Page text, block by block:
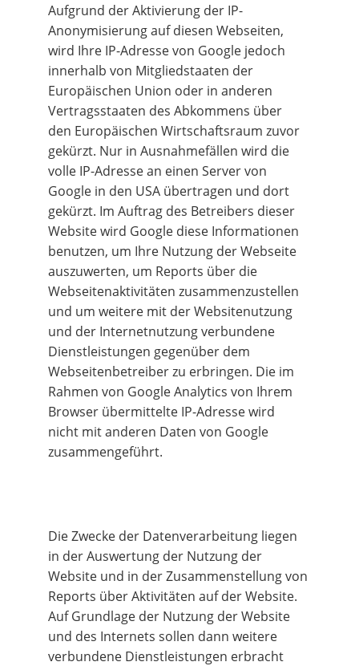
Aufgrund der Aktivierung der IP-
Anonymisierung auf diesen Webseiten,
wird Ihre IP-Adresse von Google jedoch
innerhalb von Mitgliedstaaten der
Europäischen Union oder in anderen
Vertragsstaaten des Abkommens über
den Europäischen Wirtschaftsraum zuvor
gekürzt. Nur in Ausnahmefällen wird die
volle IP-Adresse an einen Server von
Google in den USA übertragen und dort
gekürzt. Im Auftrag des Betreibers dieser
Website wird Google diese Informationen
benutzen, um Ihre Nutzung der Webseite
auszuwerten, um Reports über die
Webseitenaktivitäten zusammenzustellen
und um weitere mit der Websitenutzung
und der Internetnutzung verbundene
Dienstleistungen gegenüber dem
Webseitenbetreiber zu erbringen. Die im
Rahmen von Google Analytics von Ihrem
Browser übermittelte IP-Adresse wird
nicht mit anderen Daten von Google
zusammengeführt.
Die Zwecke der Datenverarbeitung liegen
in der Auswertung der Nutzung der
Website und in der Zusammenstellung von
Reports über Aktivitäten auf der Website.
Auf Grundlage der Nutzung der Website
und des Internets sollen dann weitere
verbundene Dienstleistungen erbracht